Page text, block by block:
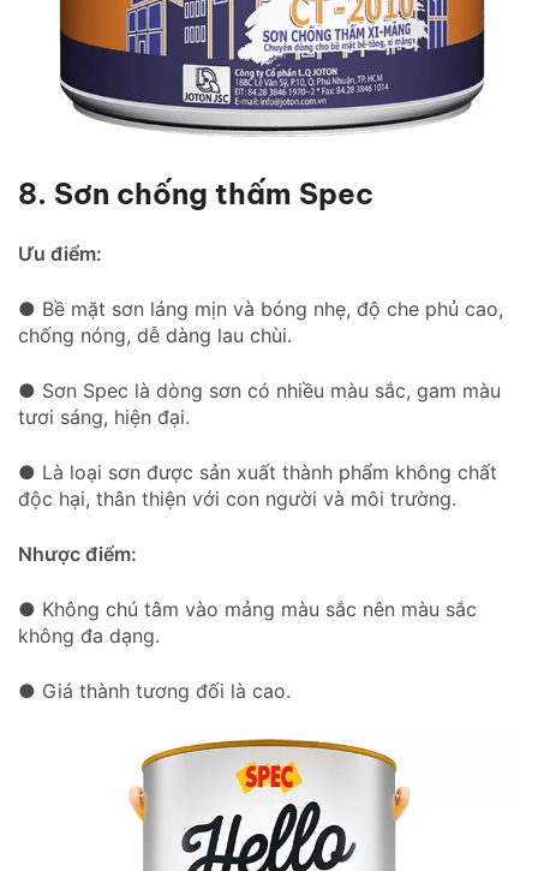
8. Sơn chống thấm Spec
Ưu điểm:
● Bề mặt sơn láng mịn và bóng nhẹ, độ che phủ cao,
chống nóng, dễ dàng lau chùi.
● Sơn Spec là dòng sơn có nhiều màu sắc, gam màu
tươi sáng, hiện đại.
● Là loại sơn được sản xuất thành phẩm không chất
độc hại, thân thiện với con người và môi trường.
Nhược điểm:
● Không chú tâm vào mảng màu sắc nên màu sắc
không đa dạng.
● Giá thành tương đối là cao.